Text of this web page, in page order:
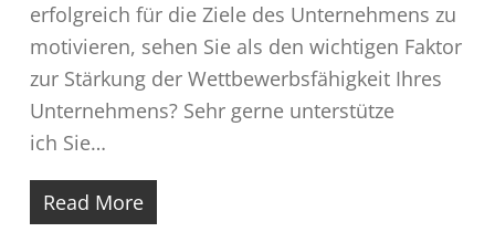
erfolgreich für die Ziele des Unternehmens zu
motivieren, sehen Sie als den wichtigen Faktor
zur Stärkung der Wettbewerbsfähigkeit Ihres
Unternehmens? Sehr gerne unterstütze
ich Sie…
Read More